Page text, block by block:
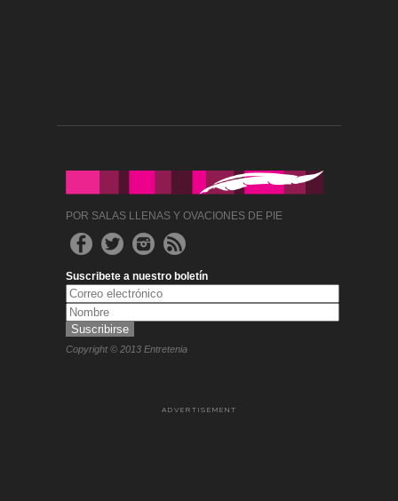
POR SALAS LLENAS Y OVACIONES DE PIE
Suscribete a nuestro boletín
Copyright © 2013 Entretenia
ADVERTISEMENT